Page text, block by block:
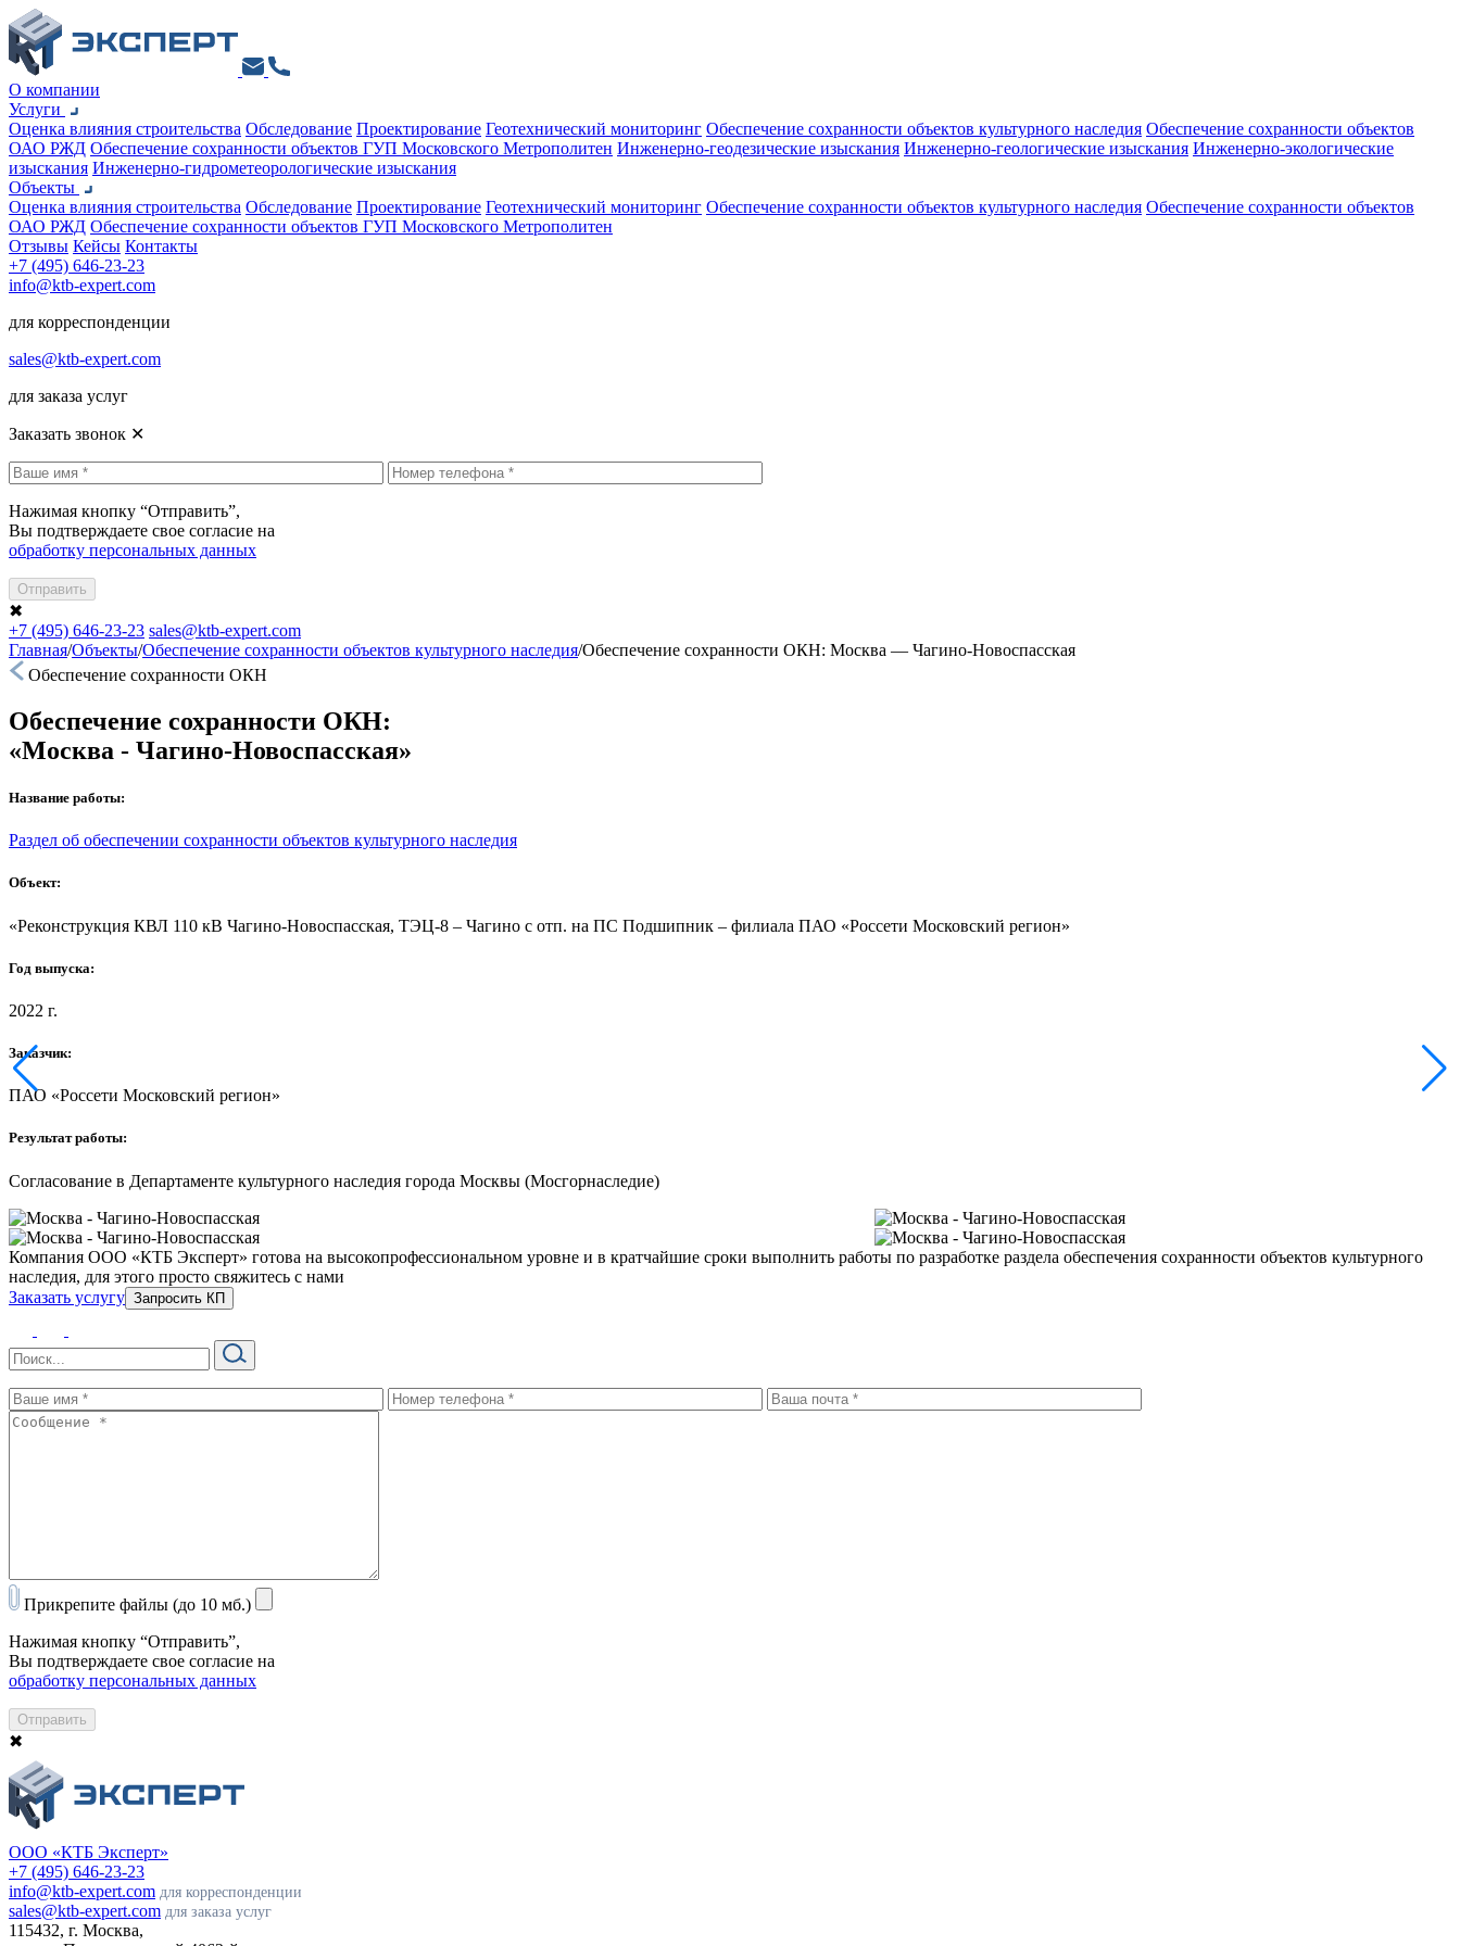
О компании
Услуги
Оценка влияния строительства Обследование Проектирование Геотехнический мониторинг Обеспечение сохранности объектов культурного наследия Обеспечение сохранности объектов
ОАО РЖД Обеспечение сохранности объектов ГУП Московского Метрополитен Инженерно-геодезические изыскания Инженерно-геологические изыскания Инженерно-экологические
изыскания Инженерно-гидрометеорологические изыскания
Объекты
Оценка влияния строительства Обследование Проектирование Геотехнический мониторинг Обеспечение сохранности объектов культурного наследия Обеспечение сохранности объектов
ОАО РЖД Обеспечение сохранности объектов ГУП Московского Метрополитен
Отзывы Кейсы Контакты
+7 (495) 646-23-23
info@ktb-expert.com
для корреспонденции
sales@ktb-expert.com
для заказа услуг
Заказать звонок ✕
Нажимая кнопку “Отправить”,
Вы подтверждаете свое согласие на
обработку персональных данных
Отправить
✖
+7 (495) 646-23-23 sales@ktb-expert.com
Главная/Объекты/Обеспечение сохранности объектов культурного наследия/Обеспечение сохранности ОКН: Москва — Чагино-Новоспасская
Обеспечение сохранности ОКН
Обеспечение сохранности ОКН:
«Москва - Чагино-Новоспасская»
Название работы:
Раздел об обеспечении сохранности объектов культурного наследия
Объект:
«Реконструкция КВЛ 110 кВ Чагино-Новоспасская, ТЭЦ-8 – Чагино с отп. на ПС Подшипник – филиала ПАО «Россети Московский регион»
Год выпуска:
2022 г.
Заказчик:
ПАО «Россети Московский регион»
Результат работы:
Согласование в Департаменте культурного наследия города Москвы (Мосгорнаследие)
Компания ООО «КТБ Эксперт» готова на высокопрофессиональном уровне и в кратчайшие сроки выполнить работы по разработке раздела обеспечения сохранности объектов культурного
наследия, для этого просто свяжитесь с нами
Заказать услугу Запросить КП
Прикрепите файлы (до 10 мб.)
Нажимая кнопку “Отправить”,
Вы подтверждаете свое согласие на
обработку персональных данных
Отправить
✖
ООО «КТБ Эксперт»
+7 (495) 646-23-23
info@ktb-expert.com для корреспонденции
sales@ktb-expert.com для заказа услуг
115432, г. Москва,